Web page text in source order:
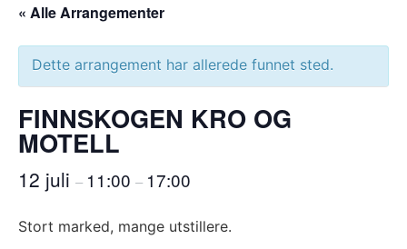
« Alle Arrangementer
Dette arrangement har allerede funnet sted.
FINNSKOGEN KRO OG
MOTELL
12 juli – 11:00 – 17:00
Stort marked, mange utstillere.